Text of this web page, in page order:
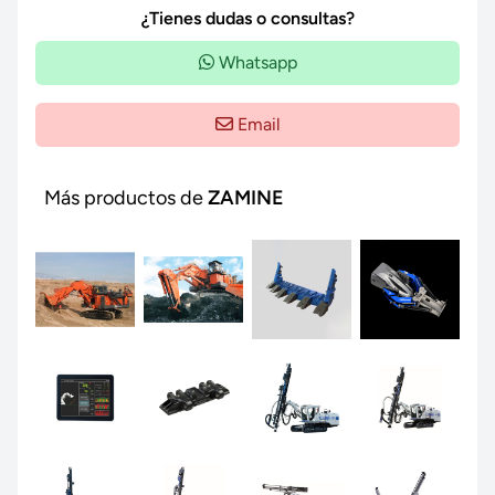
¿Tienes dudas o consultas?
Whatsapp
Email
Más productos deZAMINE